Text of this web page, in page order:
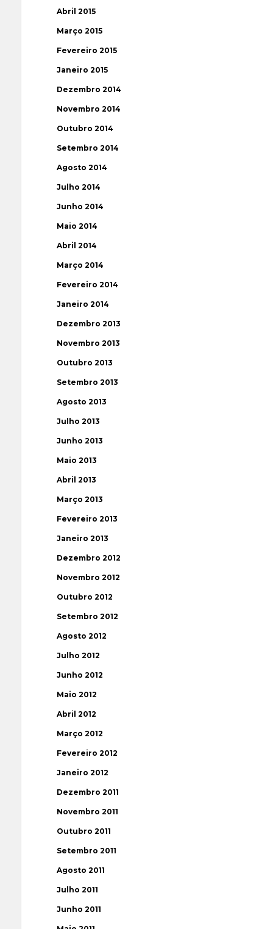
Abril 2015
Março 2015
Fevereiro 2015
Janeiro 2015
Dezembro 2014
Novembro 2014
Outubro 2014
Setembro 2014
Agosto 2014
Julho 2014
Junho 2014
Maio 2014
Abril 2014
Março 2014
Fevereiro 2014
Janeiro 2014
Dezembro 2013
Novembro 2013
Outubro 2013
Setembro 2013
Agosto 2013
Julho 2013
Junho 2013
Maio 2013
Abril 2013
Março 2013
Fevereiro 2013
Janeiro 2013
Dezembro 2012
Novembro 2012
Outubro 2012
Setembro 2012
Agosto 2012
Julho 2012
Junho 2012
Maio 2012
Abril 2012
Março 2012
Fevereiro 2012
Janeiro 2012
Dezembro 2011
Novembro 2011
Outubro 2011
Setembro 2011
Agosto 2011
Julho 2011
Junho 2011